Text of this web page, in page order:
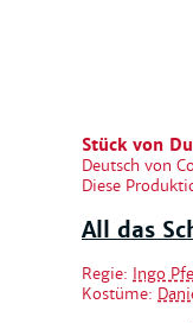
Stück von
Deutsch von
Diese
All das
Regie: Ingo
Kostüme: